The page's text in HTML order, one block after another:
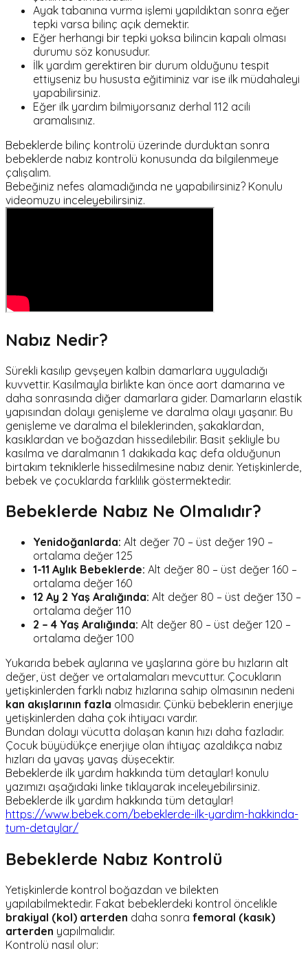
Ayak tabanına vurma işlemi yapıldıktan sonra eğer
tepki varsa bilinç açık demektir.
Eğer herhangi bir tepki yoksa bilincin kapalı olması
durumu söz konusudur.
İlk yardım gerektiren bir durum olduğunu tespit
ettiyseniz bu hususta eğitiminiz var ise ilk müdahaleyi
yapabilirsiniz.
Eğer ilk yardım bilmiyorsanız derhal 112 acili
aramalısınız.
Bebeklerde bilinç kontrolü üzerinde durduktan sonra
bebeklerde nabız kontrolü konusunda da bilgilenmeye
çalışalım.
Bebeğiniz nefes alamadığında ne yapabilirsiniz? Konulu
videomuzu inceleyebilirsiniz.
Nabız Nedir?
Sürekli kasılıp gevşeyen kalbin damarlara uyguladığı
kuvvettir. Kasılmayla birlikte kan önce aort damarına ve
daha sonrasında diğer damarlara gider. Damarların elastik
yapısından dolayı genişleme ve daralma olayı yaşanır. Bu
genişleme ve daralma el bileklerinden, şakaklardan,
kasıklardan ve boğazdan hissedilebilir. Basit şekliyle bu
kasılma ve daralmanın 1 dakikada kaç defa olduğunun
birtakım tekniklerle hissedilmesine nabız denir. Yetişkinlerde,
bebek ve çocuklarda farklılık göstermektedir.
Bebeklerde Nabız Ne Olmalıdır?
Yenidoğanlarda: Alt değer 70 – üst değer 190 –
ortalama değer 125
1-11 Aylık Bebeklerde: Alt değer 80 – üst değer 160 –
ortalama değer 160
12 Ay 2 Yaş Aralığında: Alt değer 80 – üst değer 130 –
ortalama değer 110
2 – 4 Yaş Aralığında: Alt değer 80 – üst değer 120 –
ortalama değer 100
Yukarıda bebek aylarına ve yaşlarına göre bu hızların alt
değer, üst değer ve ortalamaları mevcuttur. Çocukların
yetişkinlerden farklı nabız hızlarına sahip olmasının nedeni
kan akışlarının fazla olmasıdır. Çünkü bebeklerin enerjiye
yetişkinlerden daha çok ihtiyacı vardır.
Bundan dolayı vücutta dolaşan kanın hızı daha fazladır.
Çocuk büyüdükçe enerjiye olan ihtiyaç azaldıkça nabız
hızları da yavaş yavaş düşecektir.
Bebeklerde ilk yardım hakkında tüm detaylar! konulu
yazımızı aşağıdaki linke tıklayarak inceleyebilirsiniz.
Bebeklerde ilk yardım hakkında tüm detaylar!
https://www.bebek.com/bebeklerde-ilk-yardim-hakkinda-
tum-detaylar/
Bebeklerde Nabız Kontrolü
Yetişkinlerde kontrol boğazdan ve bilekten
yapılabilmektedir. Fakat bebeklerdeki kontrol öncelikle
brakiyal (kol) arterden daha sonra femoral (kasık)
arterden yapılmalıdır.
Kontrolü nasıl olur: